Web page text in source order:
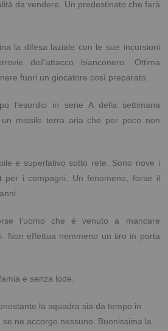
da vendere. Un predestinato che farà
la difesa laziale con le sue incursioni
dell’attacco bianconero. Ottima
fuori un giocatore così preparato.
l’esordio in serie A della settimana
missile terra aria che per poco non
e superlativo sotto rete. Sono nove i
per i compagni. Un fenomeno, forse il
l’uomo che è venuto a mancare
Non effettua nemmeno un tiro in porta
e senza lode.
la squadra sia da tempo in
ne accorge nessuno. Buonissima la